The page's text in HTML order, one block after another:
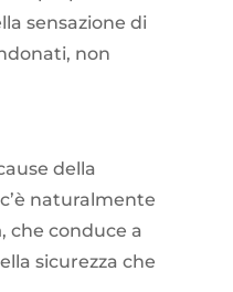
sensazione di
non
della
naturalmente
, che conduce a
sicurezza che